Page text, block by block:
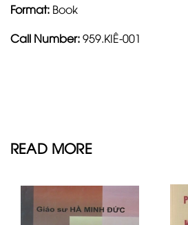
Format: Book
Call Number:959.KIÊ-001
READ MORE